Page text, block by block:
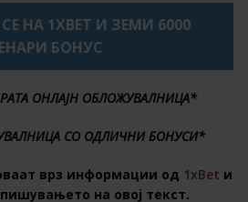
НА 1XBET И ЗЕМИ 6000
БОНУС
ОНЛАЈН ОБЛОЖУВАЛНИЦА*
СО ОДЛИЧНИ БОНУСИ*
врз информации од 1xBet и
на овој текст.